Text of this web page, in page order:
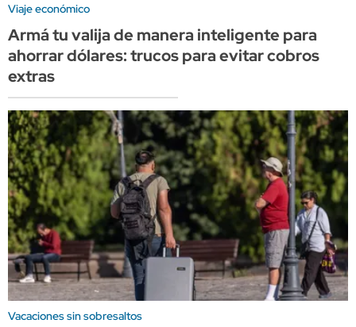
Viaje económico
Armá tu valija de manera inteligente para
ahorrar dólares: trucos para evitar cobros
extras
Vacaciones sin sobresaltos